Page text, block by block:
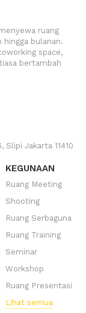
ruang
hingga bulanan.
space,
bertambah
Jakarta 11410
KEGUNAAN
Ruang Meeting
Shooting
Ruang Serbaguna
Ruang Training
Seminar
Workshop
Ruang Presentasi
Lihat semua